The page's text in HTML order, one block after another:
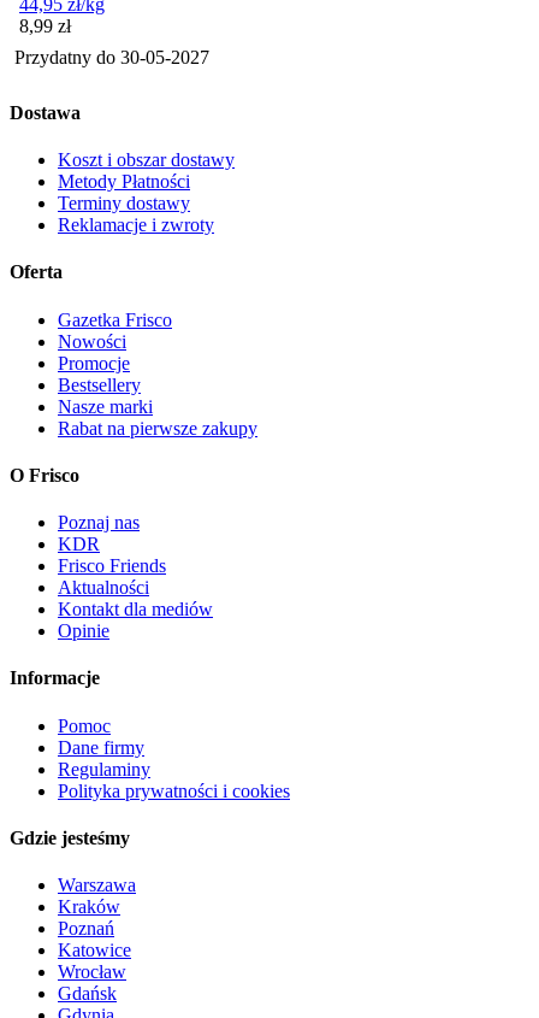
Cena
8,99 zł
Przydatny do 30-05-2027
Dostawa
Koszt i obszar dostawy
Metody Płatności
Terminy dostawy
Reklamacje i zwroty
Oferta
Gazetka Frisco
Nowości
Promocje
Bestsellery
Nasze marki
Rabat na pierwsze zakupy
O Frisco
Poznaj nas
KDR
Frisco Friends
Aktualności
Kontakt dla mediów
Opinie
Informacje
Pomoc
Dane firmy
Regulaminy
Polityka prywatności i cookies
Gdzie jesteśmy
Warszawa
Kraków
Poznań
Katowice
Wrocław
Gdańsk